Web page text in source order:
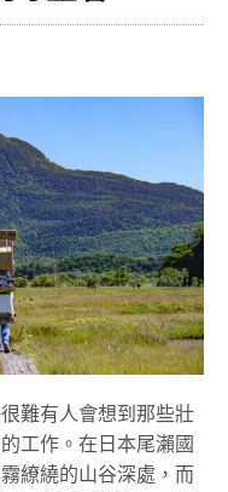
難有人會想到那些壯
工作。在日本尾瀨國
繚繞的山谷深處，而